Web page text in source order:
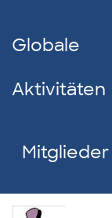
Globale
Aktivitäten
Mitglieder